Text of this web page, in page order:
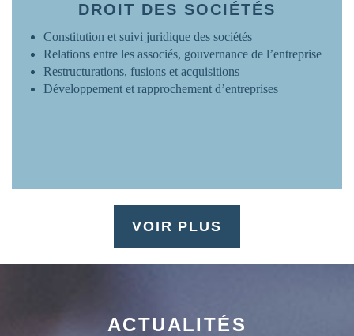
DROIT DES SOCIÉTÉS
Constitution et suivi juridique des sociétés
Relations entre les associés, gouvernance de l’entreprise
Restructurations, fusions et acquisitions
Développement et rapprochement d’entreprises
VOIR PLUS
ACTUALITÉS